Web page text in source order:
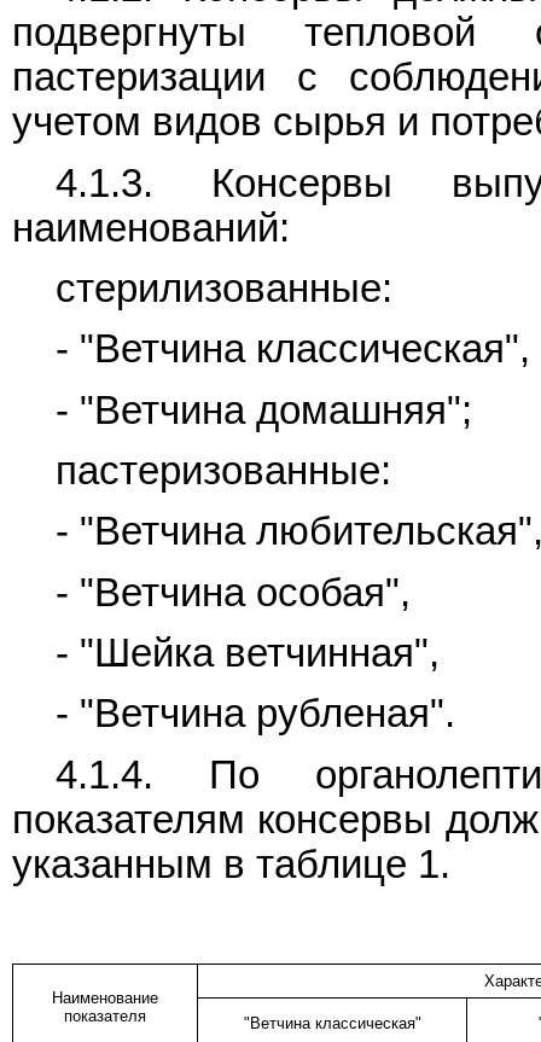
подвергнуты тепловой
пастеризации с
учетом видов сырья и
4.1.3. Консервы
наименований:
стерилизованные:
- "Ветчина классическая",
- "Ветчина домашняя";
пастеризованные:
- "Ветчина
- "Ветчина особая",
- "Шейка ветчинная",
- "Ветчина рубленая".
4.1.4. По
показателям консервы
указанным в таблице 1.
Наименование
показателя
"Ветчина классическая"